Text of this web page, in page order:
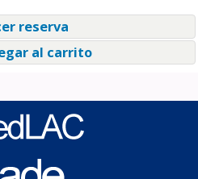
reserva
al carrito